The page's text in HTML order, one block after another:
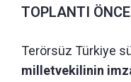
TOPLANTI
Terörsüz Türkiye
milletvekilinin